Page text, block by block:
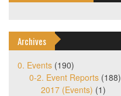
Archives
0. Events (190)
0-2. Event Reports (188)
2017 (Events) (1)